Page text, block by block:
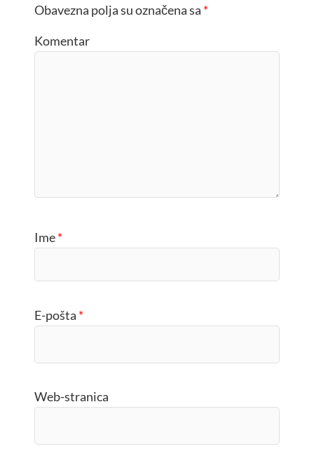
Obavezna polja su označena sa *
Komentar
Ime*
E-pošta *
Web-stranica